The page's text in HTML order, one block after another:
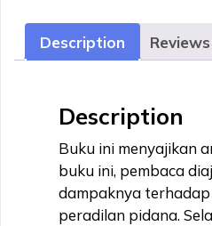
Description
Description
Buku ini menyajikan
buku ini, pembaca
dampaknya
peradilan pidana.